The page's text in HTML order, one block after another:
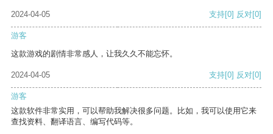
2024-04-05 支持[0] 反对[0]
游客
这款游戏的剧情非常感人，让我久久不能忘怀。
2024-04-05 支持[0] 反对[0]
游客
这款软件非常实用，可以帮助我解决很多问题。比如，我可以使用它来
查找资料、翻译语言、编写代码等。